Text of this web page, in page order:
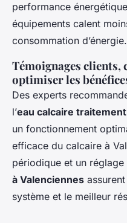
performance
équipements calent
consommation d’énergie.
Témoignages clients,
optimiser les
Des experts
l’eau calcaire
un fonctionnement
efficace du calcaire à
périodique et un réglage
à Valenciennes
système et le meilleur